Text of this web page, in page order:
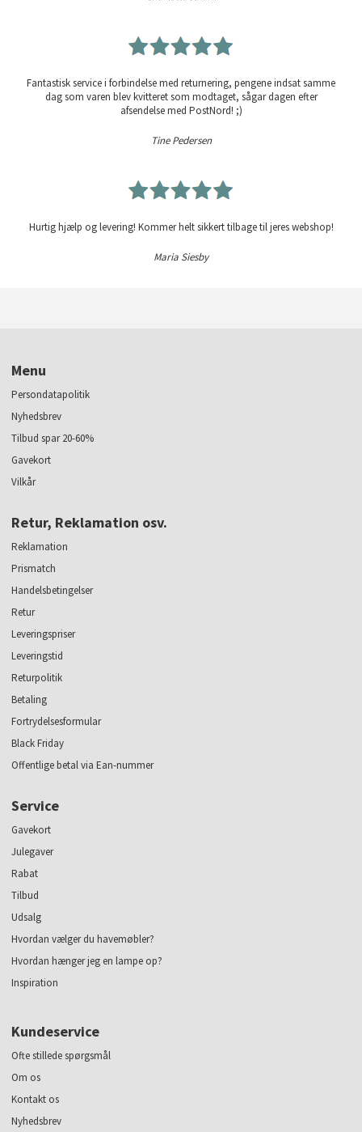
Fantastisk service i forbindelse med returnering, pengene indsat samme
dag som varen blev kvitteret som modtaget, sågar dagen efter
afsendelse med PostNord! ;)
Tine Pedersen
Hurtig hjælp og levering! Kommer helt sikkert tilbage til jeres webshop!
Maria Siesby
Menu
Persondatapolitik
Nyhedsbrev
Tilbud spar 20-60%
Gavekort
Vilkår
Retur, Reklamation osv.
Reklamation
Prismatch
Handelsbetingelser
Retur
Leveringspriser
Leveringstid
Returpolitik
Betaling
Fortrydelsesformular
Black Friday
Offentlige betal via Ean-nummer
Service
Gavekort
Julegaver
Rabat
Tilbud
Udsalg
Hvordan vælger du havemøbler?
Hvordan hænger jeg en lampe op?
Inspiration
Kundeservice
Ofte stillede spørgsmål
Om os
Kontakt os
Nyhedsbrev